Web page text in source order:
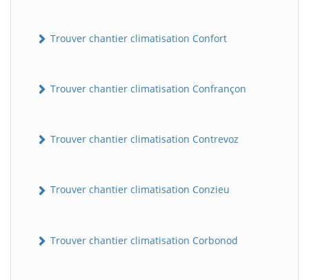
Trouver chantier climatisation Confort
Trouver chantier climatisation Confrançon
Trouver chantier climatisation Contrevoz
Trouver chantier climatisation Conzieu
Trouver chantier climatisation Corbonod
B BatiWebPro